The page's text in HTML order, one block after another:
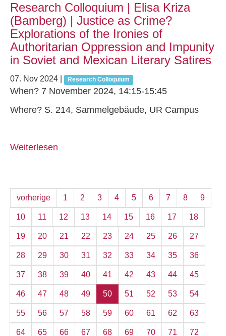
Research Colloquium | Elisa Kriza
(Bamberg) | Justice as Crime?
Explorations of the Ironies of
Authoritarian Oppression and Impunity
in Soviet and Mexican Literary Satires
07. Nov 2024 Research Colloquium
When? 7 November 2024, 14:15-15:45
Where? S. 214, Sammelgebäude, UR Campus
Weiterlesen
vorherige 1 2 3 4 5 6 7 8 9
10 11 12 13 14 15 16 17 18
19 20 21 22 23 24 25 26 27
28 29 30 31 32 33 34 35 36
37 38 39 40 41 42 43 44 45
46 47 48 49 50 51 52 53 54
55 56 57 58 59 60 61 62 63
64 65 66 67 68 69 70 71 72